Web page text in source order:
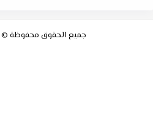
جميع الحقوق محفوظة ©